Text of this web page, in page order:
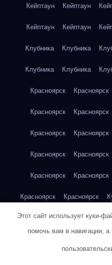
Кейптаун Кейптаун
Кейптаун Кейптаун
Клубника Клубника
Клубника Клубника
Красноярск Красноярск
Красноярск Красноярск
Красноярск Красноярск
Красноярск Красноярск
Красноярск Красноярск
Красноярск Красноярск
Кукуруза Кукуруза
Этот сайт использует куки-
помочь вам в навигации,